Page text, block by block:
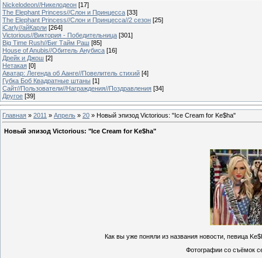
Nickelodeon//Никелодеон [17]
The Elephant Princess//Слон и Принцесса [33]
The Elephant Princess//Слон и Принцесса//2 сезон [25]
iCarly//айКарли [264]
Victorious//Виктория - Победительница [301]
Big Time Rush//Биг Тайм Раш [85]
House of Anubis//Обитель Анубиса [16]
Дрейк и Джош [2]
Нетакая [0]
Аватар: Легенда об Аанге//Повелитель стихий [4]
Губка Боб Квадратные штаны [1]
Сайт//Пользователи//Награждения//Поздравления [34]
Другое [39]
Главная » 2011 » Апрель » 20 » Новый эпизод Victorious: "Ice Cream for Ke$ha"
Новый эпизод Victorious: "Ice Cream for Ke$ha"
Как вы уже поняли из названия новости, певица
Фотографии со съёмок